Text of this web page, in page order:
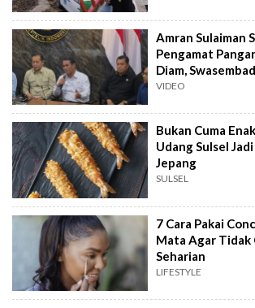
Amran Sulaiman
Pengamat
Diam,
VIDEO
Bukan Cuma
Udang Sulsel
Jepang
SULSEL
7 Cara Pakai
Mata Agar Tidak
Seharian
LIFESTYLE